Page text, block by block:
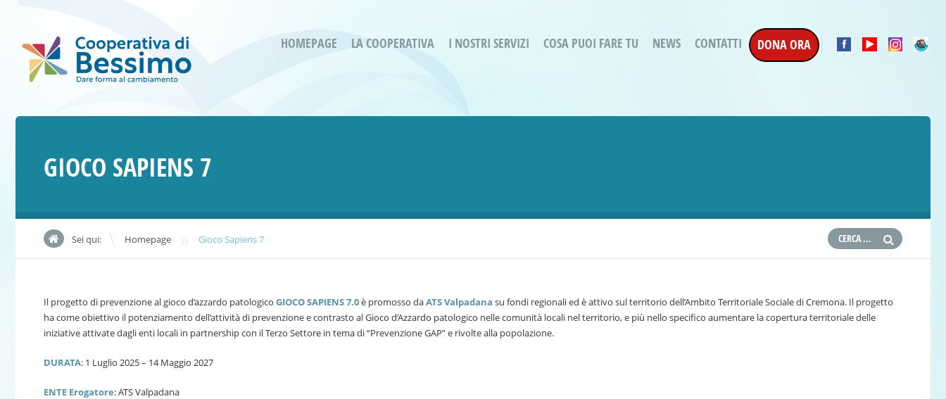
HOMEPAGE LA COOPERATIVA I NOSTRI SERVIZI
Bessimo Due
ergoterapica
COSA PUOI FARE TU NEWS CONTATTI DONA ORA
GIOCO SAPIENS 7
Sei qui: Homepage » Gioco Sapiens 7
Il progetto di prevenzione al gioco d’azzardo patologico GIOCO SAPIENS 7.0è promosso daATS Valpadana su fondi regionali ed è attivo sul territorio dell’Ambito Territoriale Sociale di Cremona. Il progetto
ha come obiettivo il potenziamento dell’attività di prevenzione e contrasto al Gioco d’Azzardo patologico nelle comunità locali nel territorio, e più nello specifico aumentare la copertura territoriale delle
iniziative attivate dagli enti locali in partnership con il Terzo Settore in tema di “Prevenzione GAP” e rivolte alla popolazione.
DURATA: 1 Luglio 2025 – 14 Maggio 2027
ENTE Erogatore: ATS Valpadana